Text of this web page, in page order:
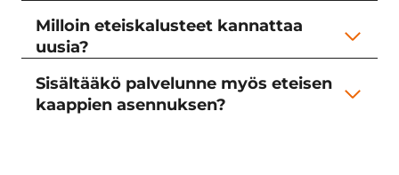
Milloin eteiskalusteet kannattaa
uusia?
Sisältääkö palvelunne myös eteisen
kaappien asennuksen?